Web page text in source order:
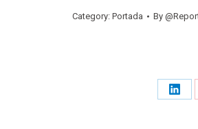
Category: Portada By